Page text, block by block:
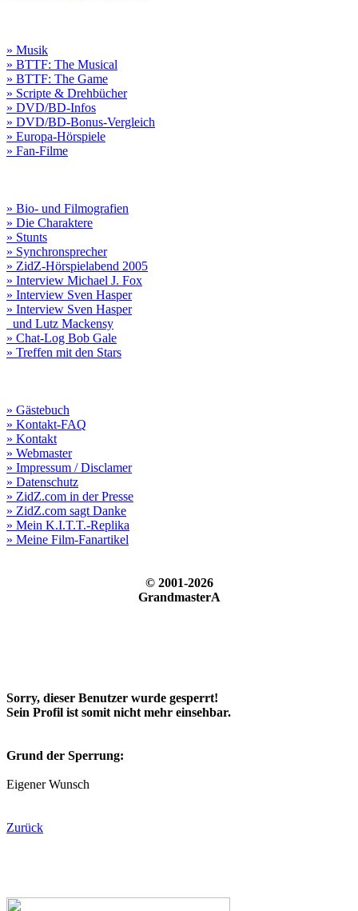
» Musik
» BTTF: The Musical
» BTTF: The Game
» Scripte & Drehbücher
» DVD/BD-Infos
» DVD/BD-Bonus-Vergleich
» Europa-Hörspiele
» Fan-Filme
» Bio- und Filmografien
» Die Charaktere
» Stunts
» Synchronsprecher
» ZidZ-Hörspielabend 2005
» Interview Michael J. Fox
» Interview Sven Hasper
» Interview Sven Hasper
und Lutz Mackensy
» Chat-Log Bob Gale
» Treffen mit den Stars
» Gästebuch
» Kontakt-FAQ
» Kontakt
» Webmaster
» Impressum / Disclamer
» Datenschutz
» ZidZ.com in der Presse
» ZidZ.com sagt Danke
» Mein K.I.T.T.-Replika
» Meine Film-Fanartikel
© 2001-2026
GrandmasterA
Sorry, dieser Benutzer wurde gesperrt!
Sein Profil ist somit nicht mehr einsehbar.
Grund der Sperrung:
Eigener Wunsch
Zurück